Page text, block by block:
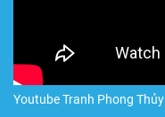
Youtube Tranh Phong Thủy